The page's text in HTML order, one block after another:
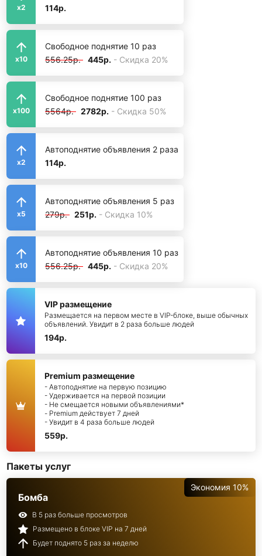
x2
114р.
x10
Свободное поднятие 10 раз
556.25р. 445р. - Скидка 20%
x100
Свободное поднятие 100 раз
5564р. 2782р. - Скидка 50%
x2
Автоподнятие объявления 2 раза
114р.
x5
Автоподнятие объявления 5 раз
279р. 251р. - Скидка 10%
x10
Автоподнятие объявления 10 раз
556.25р. 445р. - Скидка 20%
VIP размещение
Размещается на первом месте в VIP-блоке, выше обычных
объявлений. Увидит в 2 раза больше людей
194р.
Premium размещение
- Автоподнятие на первую позицию
- Удерживается на первой позиции
- Не смещается новыми объявлениями*
- Premium действует 7 дней
- Увидит в 4 раза больше людей
559р.
Пакеты услуг
Экономия 10%
Бомба
В 5 раз больше просмотров
Размещено в блоке VIP на 7 дней
Будет поднято 5 раз за неделю